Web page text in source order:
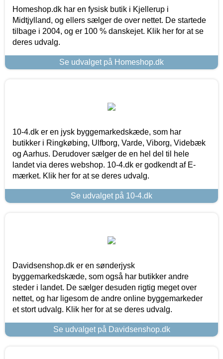
Homeshop.dk har en fysisk butik i Kjellerup i
Midtjylland, og ellers sælger de over nettet. De startede
tilbage i 2004, og er 100 % danskejet. Klik her for at se
deres udvalg.
Se udvalget på Homeshop.dk
10-4.dk er en jysk byggemarkedskæde, som har
butikker i Ringkøbing, Ulfborg, Varde, Viborg, Videbæk
og Aarhus. Derudover sælger de en hel del til hele
landet via deres webshop. 10-4.dk er godkendt af E-
mærket. Klik her for at se deres udvalg.
Se udvalget på 10-4.dk
Davidsenshop.dk er en sønderjysk
byggemarkedskæde, som også har butikker andre
steder i landet. De sælger desuden rigtig meget over
nettet, og har ligesom de andre online byggemarkeder
et stort udvalg. Klik her for at se deres udvalg.
Se udvalget på Davidsenshop.dk